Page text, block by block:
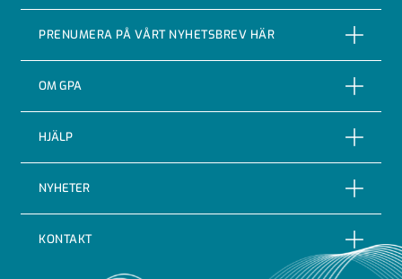
PRENUMERA PÅ VÅRT NYHETSBREV HÄR
OM GPA
Om företaget
Vår Historia
Code of conduct
HJÄLP
Reklamationer
Returer
NYHETER
Nyheter
KONTAKT